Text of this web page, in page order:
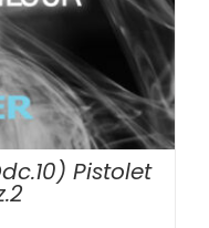
Pistolet